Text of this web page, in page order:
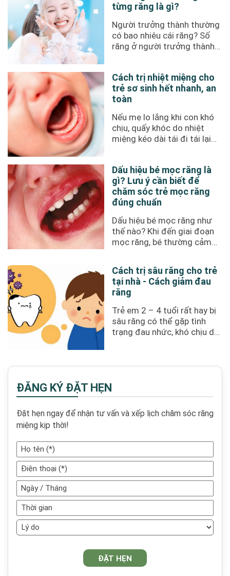
từng răng là gì?
Người trưởng thành thường
có bao nhiêu cái răng? Số
răng ở người trưởng thành
Cách trị nhiệt miệng cho
trẻ sơ sinh hết nhanh, an
toàn
Nếu mẹ lo lắng khi con khó
chịu, quấy khóc do nhiệt
miệng kéo dài tái đi tái lại
Dấu hiệu bé mọc răng là
gì? Lưu ý cần biết để
chăm sóc trẻ mọc răng
đúng chuẩn
Dấu hiệu bé mọc răng như
thế nào? Khi đến giai đoạn
mọc răng, bé thường cảm
Cách trị sâu răng cho trẻ
tại nhà - Cách giảm đau
răng
Trẻ em 2 – 4 tuổi rất hay bị
sâu răng có thể gặp tình
trạng đau nhức, khó chịu dễ
ĐĂNG KÝ ĐẶT HẸN
Đặt hẹn ngay để nhận tư vấn và xếp lịch chăm sóc răng
miệng kịp thời!